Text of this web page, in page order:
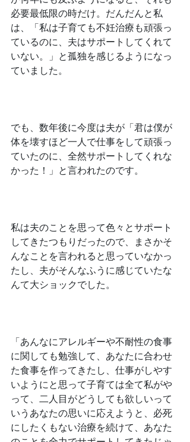
必要最低限の時だけ。だんだんと私
は、「私は子育ても不妊治療も頑張っ
ているのに、夫はサポートしてくれて
いない。」と孤独を感じるようになっ
ていました。
﻿でも、数年後に今度は夫が「君は僕が
体を壊すほど一人で仕事をして頑張っ
ていたのに、全然サポートしてくれな
かった！」と言われたのです。
﻿私は夫のことを思って色々とサポート
してきたつもりだったので、まさかそ
んなことを言われると思っていなかっ
たし、夫がそんなふうに感じていたな
んて大ショックでした。
﻿「あんなにアレルギーや不耐性の食事
に関しても勉強して、あなたに合わせ
た食事を作ってきたし、仕事がしやす
いようにと思って子育ては全て私がや
って、二人目がどうしても欲しいって
いうあなたの思いに応えようと、必死
にしたくもない治療を続けて、あなた